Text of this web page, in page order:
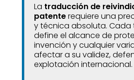
La traducción de
patenterequiere una
y técnica absoluta. Cada
define el alcance de
invención y cualquier
afectar a su validez,
explotación internacional.